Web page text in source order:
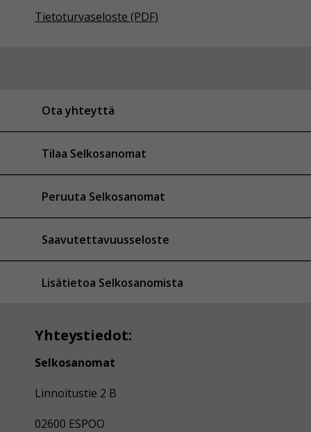
Tietoturvaseloste (PDF)
Ota yhteyttä
Tilaa Selkosanomat
Peruuta Selkosanomat
Saavutettavuusseloste
Lisätietoa Selkosanomista
Yhteystiedot:
Selkosanomat
Linnoitustie 2 B
02600 ESPOO